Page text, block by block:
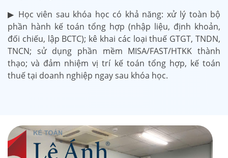
▶ Học viên sau khóa học có khả năng: xử lý toàn bộ
phần hành kế toán tổng hợp (nhập liệu, định khoản,
đối chiếu, lập BCTC); kê khai các loại thuế GTGT, TNDN,
TNCN; sử dụng phần mềm MISA/FAST/HTKK thành
thạo; và đảm nhiệm vị trí kế toán tổng hợp, kế toán
thuế tại doanh nghiệp ngay sau khóa học.